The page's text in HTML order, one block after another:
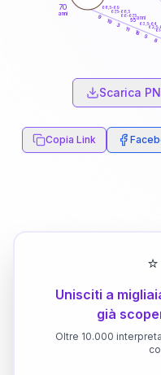
70
anni
62,5-
63,5-64
66-67,5
67,5-68,5
68,5-69
8
5
16
11
3
19
9 65anni
Scarica
Copia Link
⭐
Unisciti a
già
Oltre 10.000